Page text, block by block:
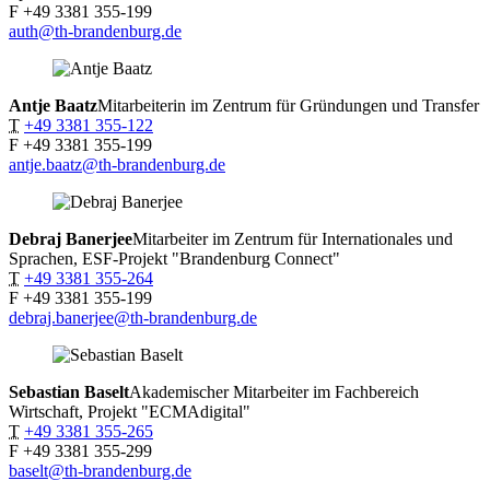
F +49 3381 355-199
auth@th-brandenburg.de
Antje BaatzMitarbeiterin im Zentrum für Gründungen und Transfer
T +49 3381 355-122
F +49 3381 355-199
antje.baatz@th-brandenburg.de
Debraj BanerjeeMitarbeiter im Zentrum für Internationales und
Sprachen, ESF-Projekt "Brandenburg Connect"
T +49 3381 355-264
F +49 3381 355-199
debraj.banerjee@th-brandenburg.de
Sebastian BaseltAkademischer Mitarbeiter im Fachbereich
Wirtschaft, Projekt "ECMAdigital"
T +49 3381 355-265
F +49 3381 355-299
baselt@th-brandenburg.de